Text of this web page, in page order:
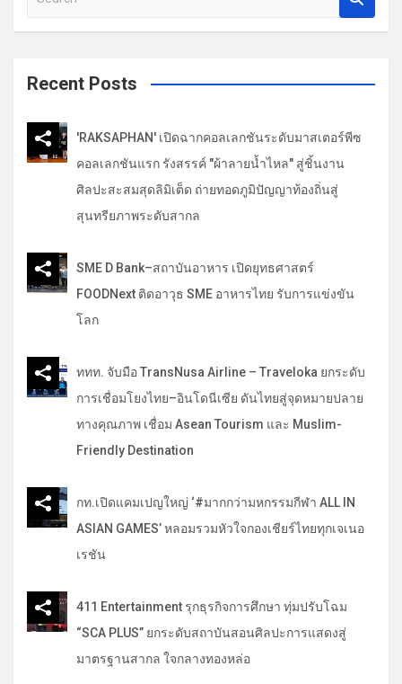
a
c
Recent Posts
'RAKSAPHAN' เปิดฉากคอลเลกชันระดับมาสเตอร์พีซ
คอลเลกชันแรก รังสรรค์ "ผ้าลายน้ำไหล" สู่ชิ้นงาน
ศิลปะสะสมสุดลิมิเต็ด ถ่ายทอดภูมิปัญญาท้องถิ่นสู่
สุนทรียภาพระดับสากล
SME D Bank–สถาบันอาหาร เปิดยุทธศาสตร์
FOODNext ติดอาวุธ SME อาหารไทย รับการแข่งขัน
โลก
ททท. จับมือ TransNusa Airline – Traveloka ยกระดับ
การเชื่อมโยงไทย–อินโดนีเซีย ดันไทยสู่จุดหมายปลาย
ทางคุณภาพ เชื่อม Asean Tourism และ Muslim-
Friendly Destination
กท.เปิดแคมเปญใหญ่ ‘#มากกว่ามหกรรมกีฬา ALL IN
ASIAN GAMES’ หลอมรวมหัวใจกองเชียร์ไทยทุกเจเนอ
เรชัน
411 Entertainment รุกธุรกิจการศึกษา ทุ่มปรับโฉม
“SCA PLUS” ยกระดับสถาบันสอนศิลปะการแสดงสู่
มาตรฐานสากล ใจกลางทองหล่อ